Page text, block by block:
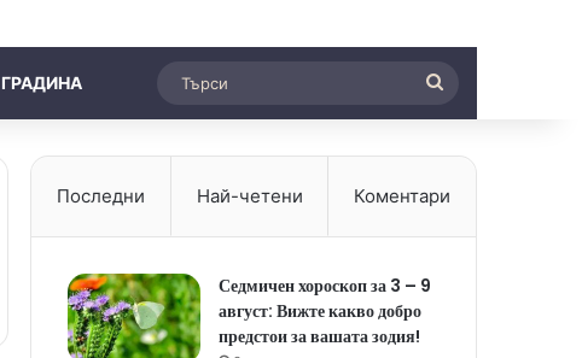
ГРАДИНА
Последни Най-четени Коментари
Седмичен хороскоп за 3 – 9
август: Вижте какво добро
предстои за вашата зодия!